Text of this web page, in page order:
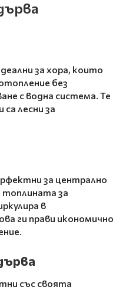
за хора, които
без
с водна система. Те
са лесни за
за централно
за
в
ги прави икономично
със своята